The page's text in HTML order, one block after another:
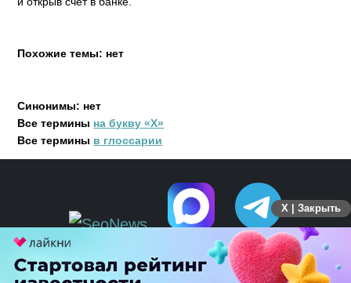
Похожие темы: нет
Синонимы: нет
Все термины на букву «Х»
Все термины в глоссарии
X | Закрыть
ПЕРЕЙТИ НА ПОЛНУЮ ВЕРСИЮ
© SEOnews.ru Все права защищены. 2026